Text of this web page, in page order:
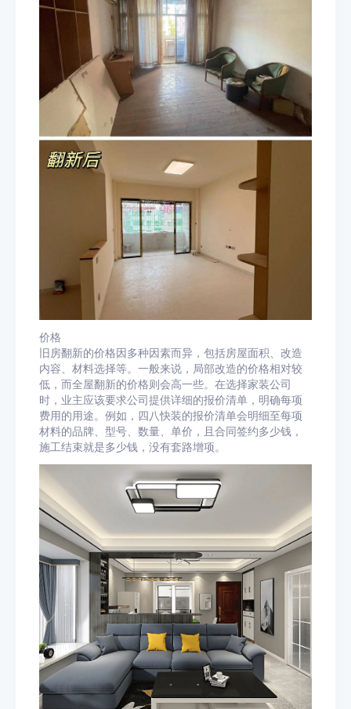
价格
旧房翻新的价格因多种因素而异，包括房屋面积、改造
内容、材料选择等。一般来说，局部改造的价格相对较
低，而全屋翻新的价格则会高一些。在选择家装公司
时，业主应该要求公司提供详细的报价清单，明确每项
费用的用途。例如，四八快装的报价清单会明细至每项
材料的品牌、型号、数量、单价，且合同签约多少钱，
施工结束就是多少钱，没有套路增项。